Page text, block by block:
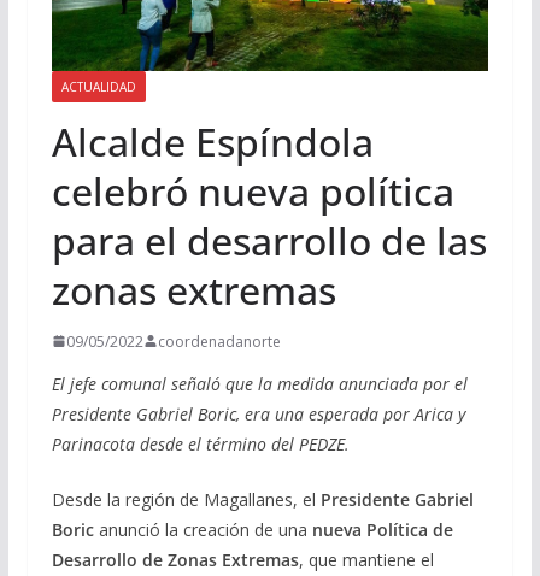
ACTUALIDAD
Alcalde Espíndola
celebró nueva política
para el desarrollo de las
zonas extremas
09/05/2022 coordenadanorte
El jefe comunal señaló que la medida anunciada por el
Presidente Gabriel Boric, era una esperada por Arica y
Parinacota desde el término del PEDZE.
Desde la región de Magallanes, el Presidente Gabriel
Boricanunció la creación de una nueva Política de
Desarrollo de Zonas Extremas, que mantiene el